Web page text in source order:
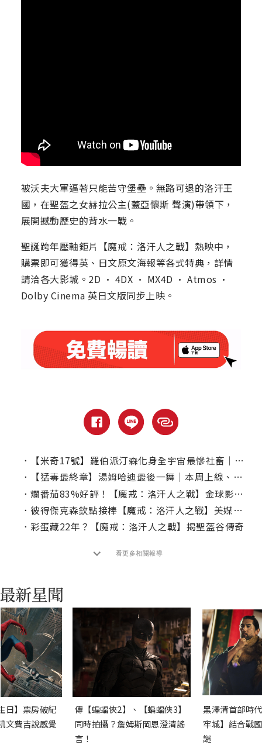
被沃夫大軍逼著只能苦守堡壘。無路可退的洛汗王
國，在聖盔之女赫拉公主(蓋亞懷斯 聲演)帶領下，
展開撼動歷史的背水一戰。
聖誕跨年壓軸鉅片【魔戒：洛汗人之戰】熱映中，
購票即可獲得英、日文原文海報等各式特典，詳情
請洽各大影城。2D · 4DX · MX4D · Atmos ·
Dolby Cinema 英日文版同步上映。
．
【米奇17號】羅伯派汀森化身全宇宙最慘社畜｜本周上線、電視首播推薦
．
【猛毒最終章】湯姆哈迪最後一舞｜本周上線、電視首播推薦
． 爛番茄83%好評！【魔戒：洛汗人之戰】金球影帝圓夢演「聖盔鎚手」
． 彼得傑克森欽點接棒【魔戒：洛汗人之戰】美媒：粉絲不會失望！
． 彩蛋藏22年？【魔戒：洛汗人之戰】揭聖盔谷傳奇
看更多相關報導
日】票房破紀
文費吉說感覺
傳【蝙蝠俠2】、【蝙蝠俠3】
同時拍攝？詹姆斯岡恩澄清謠
言！
黑澤清首部時
牢城】結合戰
謎